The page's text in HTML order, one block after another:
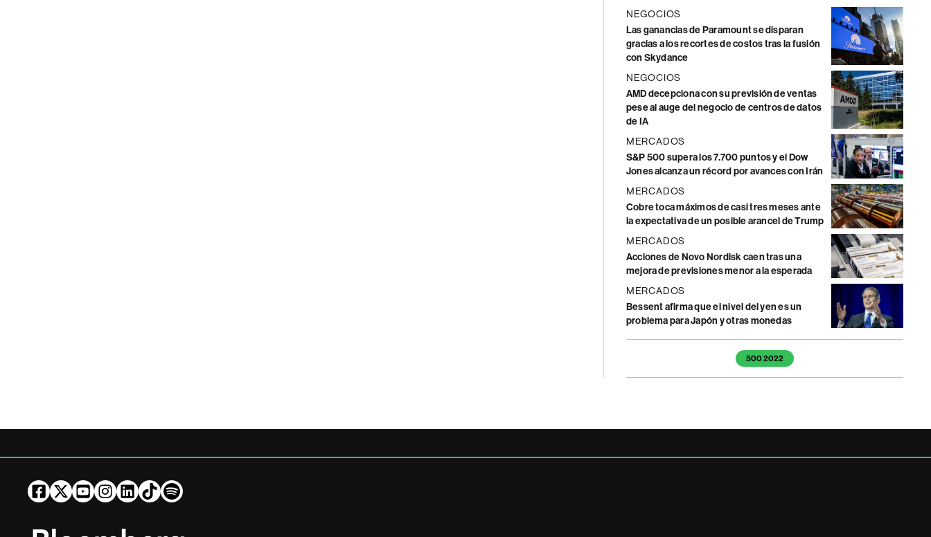
NEGOCIOS
Las ganancias de Paramount se disparan
gracias a los recortes de costos tras la fusión
con Skydance
NEGOCIOS
AMD decepciona con su previsión de ventas
pese al auge del negocio de centros de datos
de IA
MERCADOS
S&P 500 supera los 7.700 puntos y el Dow
Jones alcanza un récord por avances con Irán
MERCADOS
Cobre toca máximos de casi tres meses ante
la expectativa de un posible arancel de Trump
MERCADOS
Acciones de Novo Nordisk caen tras una
mejora de previsiones menor a la esperada
MERCADOS
Bessent afirma que el nivel del yen es un
problema para Japón y otras monedas
Temas de este artículo500 2022